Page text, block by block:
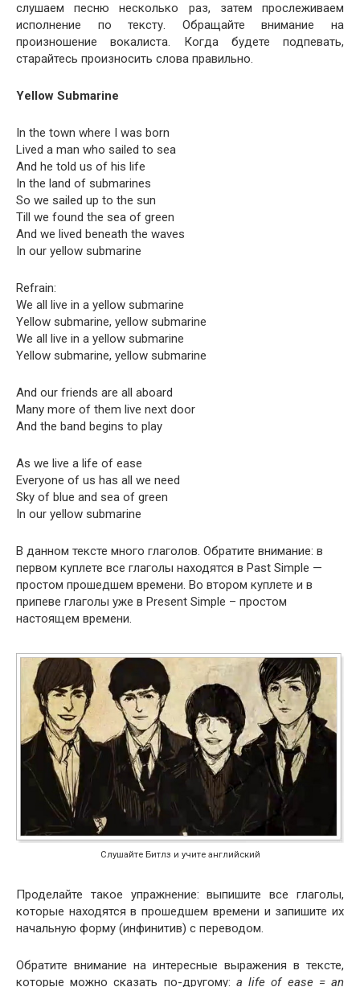
слушаем песню несколько раз, затем прослеживаем
исполнение по тексту. Обращайте внимание на
произношение вокалиста. Когда будете подпевать,
старайтесь произносить слова правильно.
Yel­low Sub­ma­rine
In the town where I was born
Lived a man who sailed to sea
And he told us of his life
In the land of submarines
So we sailed up to the sun
Till we found the sea of green
And we lived beneath the waves
In our yel­low submarine
Refrain:
We all live in a yel­low submarine
Yel­low sub­ma­rine, yel­low submarine
We all live in a yel­low submarine
Yel­low sub­ma­rine, yel­low submarine
And our friends are all aboard
Many more of them live next door
And the band begins to play
As we live a life of ease
Every­one of us has all we need
Sky of blue and sea of green
In our yel­low submarine
В данном тексте много глаголов. Обратите внимание: в
первом куплете все глаголы находятся в Past Sim­ple —
простом прошедшем времени. Во втором куплете и в
припеве глаголы уже в Present Sim­ple – простом
настоящем времени.
Слушайте Битлз и учите английский
Проделайте такое упражнение: выпишите все глаголы,
которые находятся в прошедшем времени и запишите их
начальную форму (инфинитив) с переводом.
Обратите внимание на интересные выражения в тексте,
которые можно сказать по-другому: alifeof ease =an